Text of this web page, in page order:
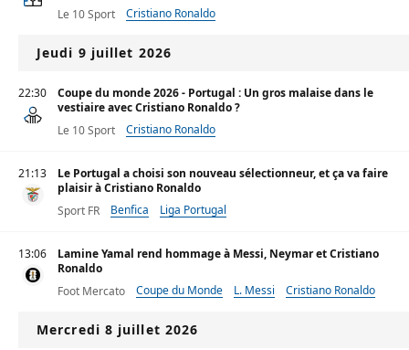
Le 10 Sport
Cristiano Ronaldo
Jeudi 9 juillet 2026
22:30
Coupe du monde 2026 - Portugal : Un gros malaise dans le
vestiaire avec Cristiano Ronaldo ?
Le 10 Sport
Cristiano Ronaldo
21:13
Le Portugal a choisi son nouveau sélectionneur, et ça va faire
plaisir à Cristiano Ronaldo
Sport FR
Benfica Liga Portugal
13:06
Lamine Yamal rend hommage à Messi, Neymar et Cristiano
Ronaldo
Foot Mercato
Coupe du Monde L. Messi Cristiano Ronaldo
Mercredi 8 juillet 2026